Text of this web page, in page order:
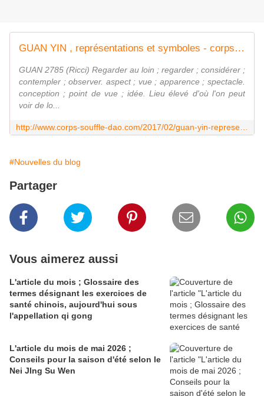
GUAN YIN , représentations et symboles - corps-souffle-dao.com
GUAN 2785 (Ricci) Regarder au loin ; regarder ; considérer ;
contempler ; observer. aspect ; vue ; apparence ; spectacle.
conception ; point de vue ; idée. Lieu élevé d'où l'on peut
voir de lo...
#Nouvelles du blog
Partager
Vous aimerez aussi
L'article du mois ; Glossaire des
termes désignant les exercices de
santé chinois, aujourd'hui sous
l'appellation qi gong
L'article du mois de mai 2026 ;
Conseils pour la saison d'été selon le
Nei JIng Su Wen